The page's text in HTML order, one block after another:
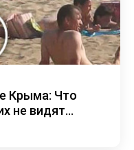
Крыма: Что
не видят...